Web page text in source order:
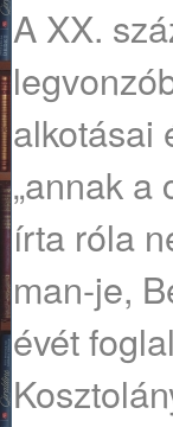
A XX.
alkotásai
„annak a
írta róla
man-je,
évét